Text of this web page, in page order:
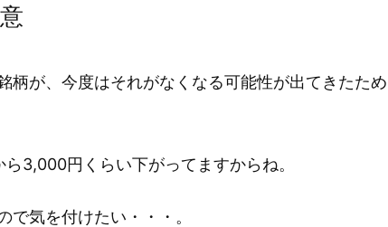
柄が、今度はそれがなくなる可能性が出てきたため
3,000円くらい下がってますからね。
で気を付けたい・・・。